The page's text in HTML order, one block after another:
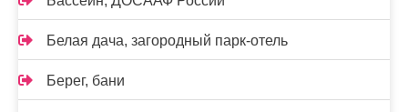
Белая дача, загородный парк-отель
Берег, бани